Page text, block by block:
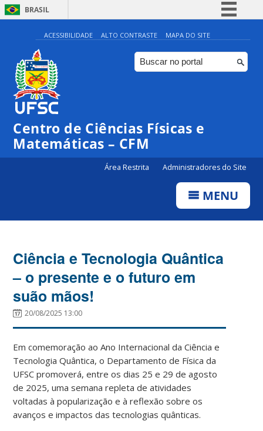
BRASIL
Simplifique!
Comunica BR
Participe
Canais
ACESSIBILIDADE ALTO CONTRASTE MAPA DO SITE
Centro de Ciências Físicas e
Matemáticas – CFM
Área Restrita Administradores do Site
MENU
Ciência e Tecnologia Quântica
– o presente e o futuro em
suão mãos!
20/08/2025 13:00
Em comemoração ao Ano Internacional da Ciência e
Tecnologia Quântica, o Departamento de Física da
UFSC promoverá, entre os dias 25 e 29 de agosto
de 2025, uma semana repleta de atividades
voltadas à popularização e à reflexão sobre os
avanços e impactos das tecnologias quânticas.